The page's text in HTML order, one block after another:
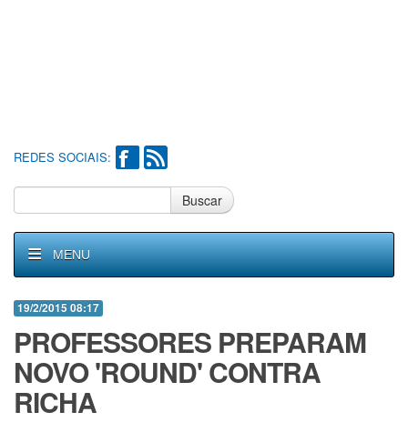
REDES SOCIAIS:
Buscar
MENU
19/2/2015 08:17
PROFESSORES PREPARAM
NOVO 'ROUND' CONTRA
RICHA